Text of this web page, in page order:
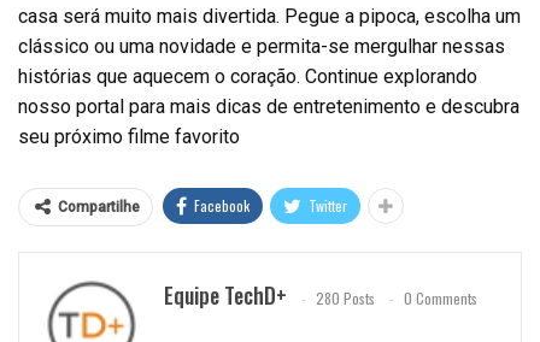
casa será muito mais divertida. Pegue a pipoca, escolha um
clássico ou uma novidade e permita-se mergulhar nessas
histórias que aquecem o coração. Continue explorando
nosso portal para mais dicas de entretenimento e descubra
seu próximo filme favorito
Compartilhe Facebook Twitter
Equipe TechD+ 280 Posts 0 Comments